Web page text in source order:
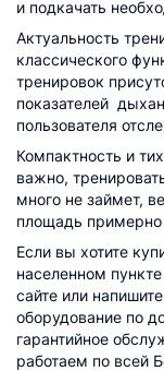
и подкачать
Актуальность
классического
тренировок
показателей
пользователя
Компактность и
важно,
много не займет,
площадь
Если вы хотите
населенном
сайте или
оборудование по
гарантийное
работаем по всей